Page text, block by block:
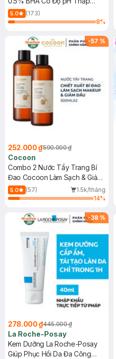
150ml
5.0
(173)
8%
-57 %
252.000 ₫590.000 ₫
Cocoon
Combo 2 Nước Tẩy Trang Bí
Đao Cocoon Làm Sạch & Giảm
Dầu 500ml
5.0 (57)
1.5k/tháng
14%
-38 %
278.000 ₫445.000 ₫
La Roche-Posay
Kem Dưỡng La Roche-Posay
Giúp Phục Hồi Da Đa Công